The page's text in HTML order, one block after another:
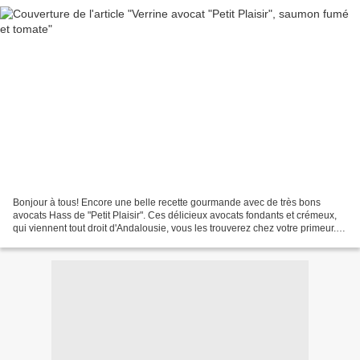
Bonjour à tous! Encore une belle recette gourmande avec de très bons
avocats Hass de "Petit Plaisir". Ces délicieux avocats fondants et crémeux,
qui viennent tout droit d'Andalousie, vous les trouverez chez votre primeur.